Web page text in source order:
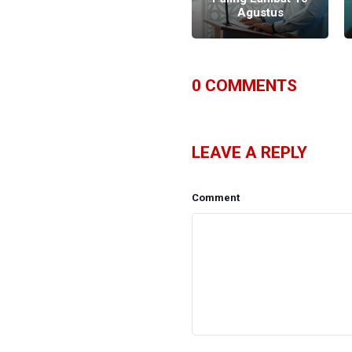
Agustus
0 COMMENTS
LEAVE A REPLY
Comment